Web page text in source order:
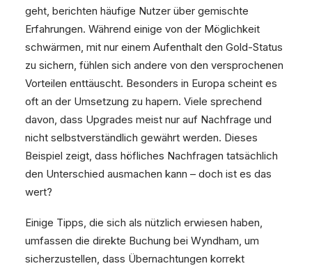
geht, berichten häufige Nutzer über gemischte
Erfahrungen. Während einige von der Möglichkeit
schwärmen, mit nur einem Aufenthalt den Gold-Status
zu sichern, fühlen sich andere von den versprochenen
Vorteilen enttäuscht. Besonders in Europa scheint es
oft an der Umsetzung zu hapern. Viele sprechend
davon, dass Upgrades meist nur auf Nachfrage und
nicht selbstverständlich gewährt werden. Dieses
Beispiel zeigt, dass höfliches Nachfragen tatsächlich
den Unterschied ausmachen kann – doch ist es das
wert?
Einige Tipps, die sich als nützlich erwiesen haben,
umfassen die direkte Buchung bei Wyndham, um
sicherzustellen, dass Übernachtungen korrekt